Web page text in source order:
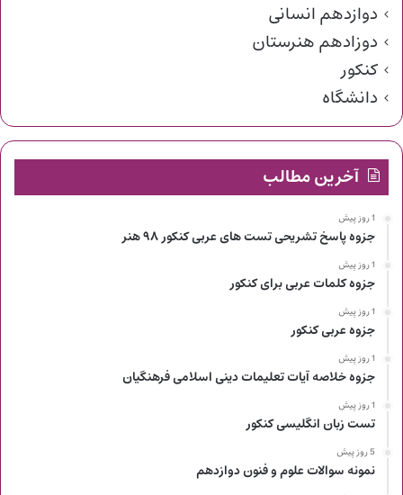
دوازدهم انسانی
دوزادهم هنرستان
کنکور
دانشگاه
آخرین مطالب
1 روز پیش
جزوه پاسخ تشریحی تست های عربی کنکور ۹۸ هنر
1 روز پیش
جزوه کلمات عربی برای کنکور
1 روز پیش
جزوه عربی کنکور
1 روز پیش
جزوه خلاصه آیات تعلیمات دینی اسلامی فرهنگیان
1 روز پیش
تست زبان انگلیسی کنکور
5 روز پیش
نمونه سوالات علوم و فنون دوازدهم